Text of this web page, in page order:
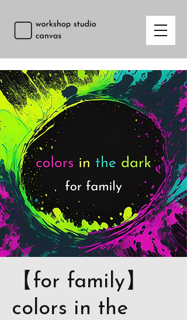
【for family】
colors in the